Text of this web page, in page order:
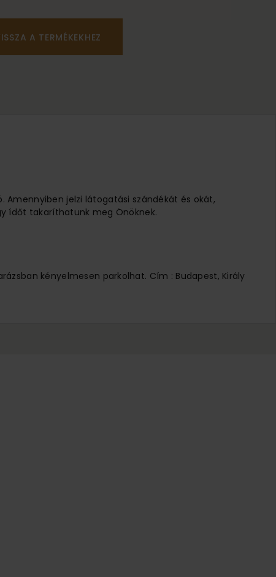
A TERMÉKEKHEZ
jelzi látogatási szándékát és okát,
ídőt takaríthatunk meg Önöknek.
kényelmesen parkolhat. Cím : Budapest, Király